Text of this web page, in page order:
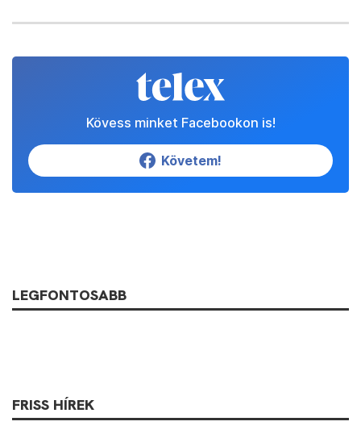
Kövess minket Facebookon is!
Követem!
LEGFONTOSABB
FRISS HÍREK